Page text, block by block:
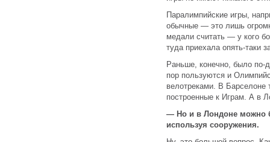
Паралимпийские игры,
обычные — это лишь
медали считать — у кого
туда приехала опять-таки
Раньше, конечно, было по-
пор пользуются и
велотреками. В Барселоне
построенные к Играм. А в
— Но и в Лондоне можно
используя сооружения.